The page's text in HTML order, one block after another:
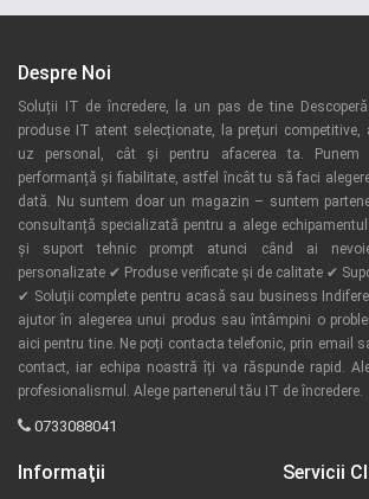
Despre Noi
Soluții IT de încredere, la un pas de tine
produse IT atent selecționate, la prețuri competitive,
uz personal, cât și pentru afacerea ta. Punem
performanță și fiabilitate, astfel încât tu să faci
dată. Nu suntem doar un magazin – suntem
consultanță specializată pentru a alege
și suport tehnic prompt atunci când ai
personalizate ✔ Produse verificate și de calitate ✔
✔ Soluții complete pentru acasă sau business
ajutor în alegerea unui produs sau întâmpini o
aici pentru tine. Ne poți contacta telefonic, prin email
contact, iar echipa noastră îți va răspunde rapid.
profesionalismul. Alege partenerul tău IT de încredere.
0733088041
Informaţii Servicii